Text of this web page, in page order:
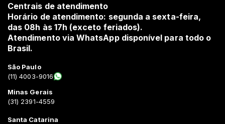
Centrais de atendimento
Horário de atendimento: segunda a sexta-feira,
das 08h às 17h (exceto feriados).
Atendimento via WhatsApp disponível para todo o
Brasil.
São Paulo
(11) 4003-9016
Minas Gerais
(31) 2391-4559
Santa Catarina